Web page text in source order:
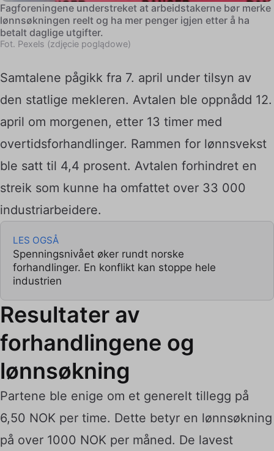
Fagforeningene understreket at arbeidstakerne bør merke
lønnsøkningen reelt og ha mer penger igjen etter å ha
betalt daglige utgifter.
Fot. Pexels (zdjęcie poglądowe)
Samtalene pågikk fra 7. april under tilsyn av
den statlige mekleren. Avtalen ble oppnådd 12.
april om morgenen, etter 13 timer med
overtidsforhandlinger. Rammen for lønnsvekst
ble satt til 4,4 prosent. Avtalen forhindret en
streik som kunne ha omfattet over 33 000
industriarbeidere.
LES OGSÅ
Spenningsnivået øker rundt norske
forhandlinger. En konflikt kan stoppe hele
industrien
Resultater av
forhandlingene og
lønnsøkning
Partene ble enige om et generelt tillegg på
6,50 NOK per time. Dette betyr en lønnsøkning
på over 1000 NOK per måned. De lavest